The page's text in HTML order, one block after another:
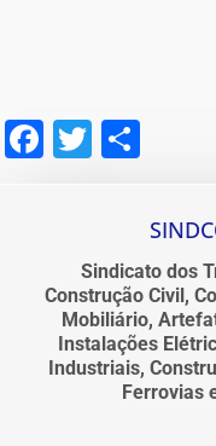
Facebook
Twitter
Sindicato dos
Construção Civil,
Mobiliário,
Instalações
Industriais,
Ferrovias